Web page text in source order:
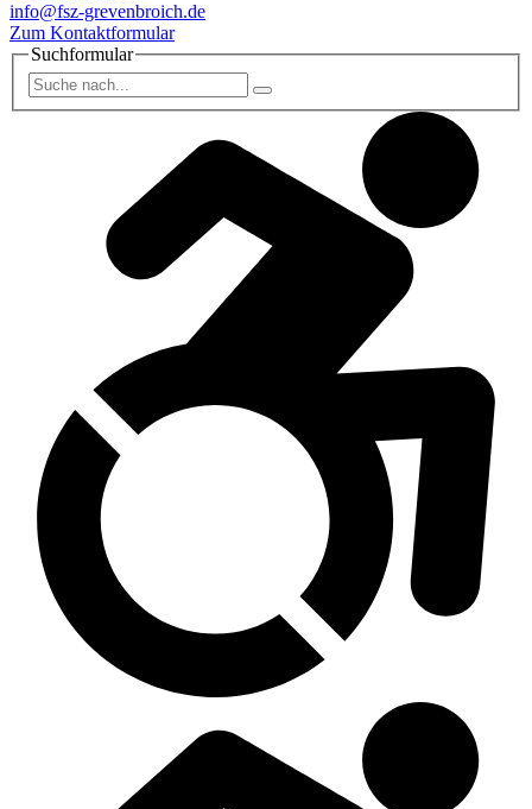
info@fsz-grevenbroich.de
Zum Kontaktformular
Suchformular